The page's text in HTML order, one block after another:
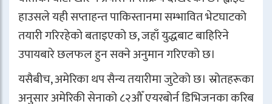
हाउसले यही सप्ताहन्त पाकिस्तानमा सम्भावित भेटघाटको
तयारी गरिरहेको बताइएको छ, जहाँ युद्धबाट बाहिरिने
उपायबारे छलफल हुन सक्ने अनुमान गरिएको छ।
यसैबीच, अमेरिका थप सैन्य तयारीमा जुटेको छ। स्रोतहरूका
अनुसार अमेरिकी सेनाको ८२औँ एयरबोर्न डिभिजनका करिब